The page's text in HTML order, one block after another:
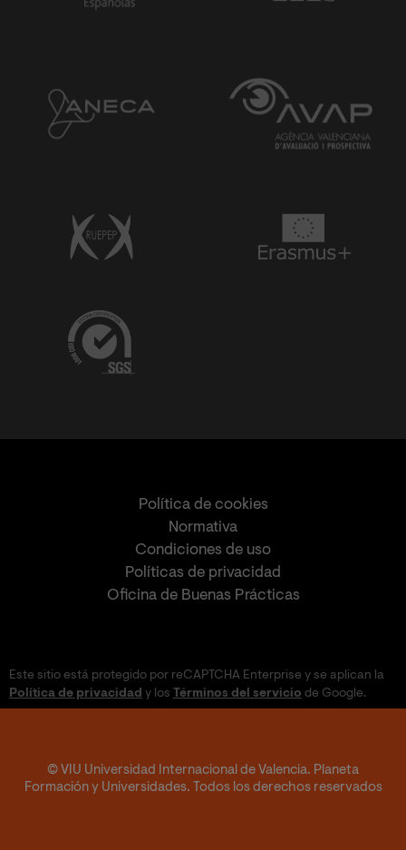
Política de cookies
Normativa
Condiciones de uso
Políticas de privacidad
Oficina de Buenas Prácticas
Este sitio está protegido por reCAPTCHA Enterprise y se aplican la
Política de privacidad y los Términos del servicio de Google.
© VIU Universidad Internacional de Valencia. Planeta
Formación y Universidades. Todos los derechos reservados